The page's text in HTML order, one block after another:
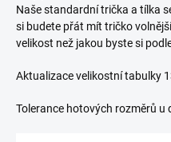
Naše standardní trička a tílka
si budete přát mít tričko
velikost než jakou byste si
Aktualizace velikostní tabulky
Tolerance hotových rozměrů